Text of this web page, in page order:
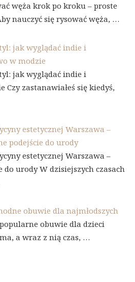
węża krok po kroku – proste
nauczyć się rysować węża, …
jak wyglądać indie i
w modzie
jak wyglądać indie i
zastanawiałeś się kiedyś,
estetycznej Warszawa –
podejście do urody
estetycznej Warszawa –
do urody W dzisiejszych czasach
obuwie dla najmłodszych
obuwie dla dzieci
a wraz z nią czas, …